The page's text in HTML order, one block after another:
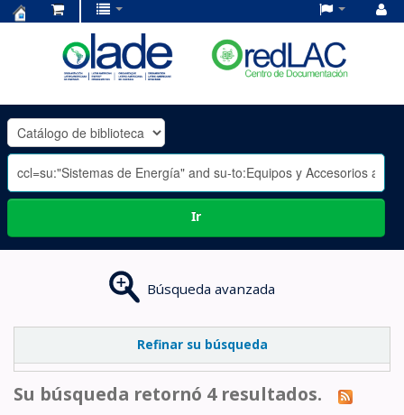
OLADE
-
Ir
Búsqueda avanzada
Refinar su búsqueda
Su búsqueda retornó 4 resultados.